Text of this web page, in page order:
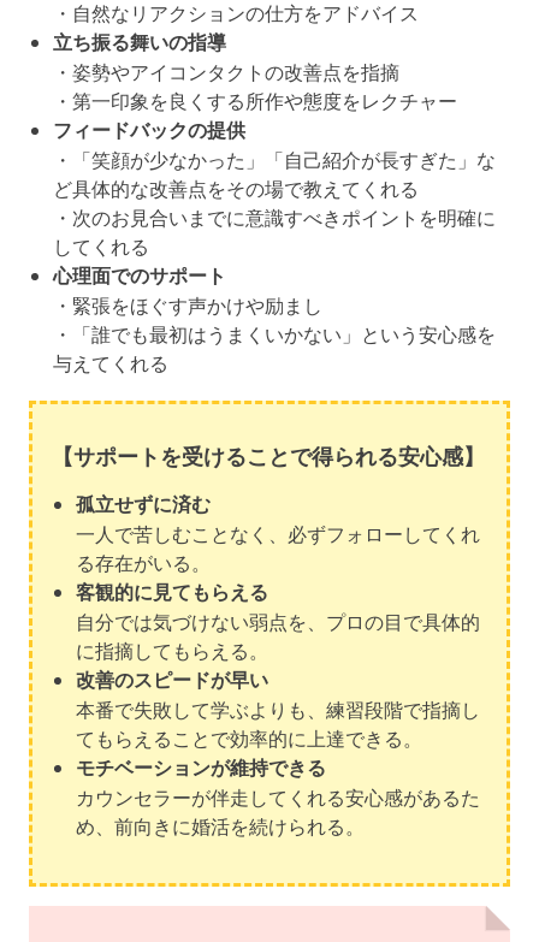
・自然なリアクションの仕方をアドバイス
立ち振る舞いの指導
・姿勢やアイコンタクトの改善点を指摘
・第一印象を良くする所作や態度をレクチャー
フィードバックの提供
・「笑顔が少なかった」「自己紹介が長すぎた」な
ど具体的な改善点をその場で教えてくれる
・次のお見合いまでに意識すべきポイントを明確に
してくれる
心理面でのサポート
・緊張をほぐす声かけや励まし
・「誰でも最初はうまくいかない」という安心感を
与えてくれる
【サポートを受けることで得られる安心感】
孤立せずに済む
一人で苦しむことなく、必ずフォローしてくれ
る存在がいる。
客観的に見てもらえる
自分では気づけない弱点を、プロの目で具体的
に指摘してもらえる。
改善のスピードが早い
本番で失敗して学ぶよりも、練習段階で指摘し
てもらえることで効率的に上達できる。
モチベーションが維持できる
カウンセラーが伴走してくれる安心感があるた
め、前向きに婚活を続けられる。